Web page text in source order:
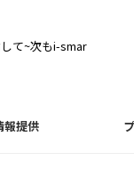
て~次もi-smar
報提供